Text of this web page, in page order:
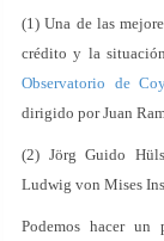
(1) Una de las
crédito y la
Observatorio de
dirigido por Juan
(2) Jörg Guido
Ludwig von Mises
Podemos hacer un